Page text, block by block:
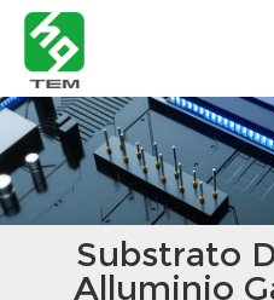
Substrato
Alluminio